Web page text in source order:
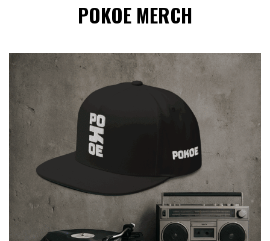
POKOE MERCH